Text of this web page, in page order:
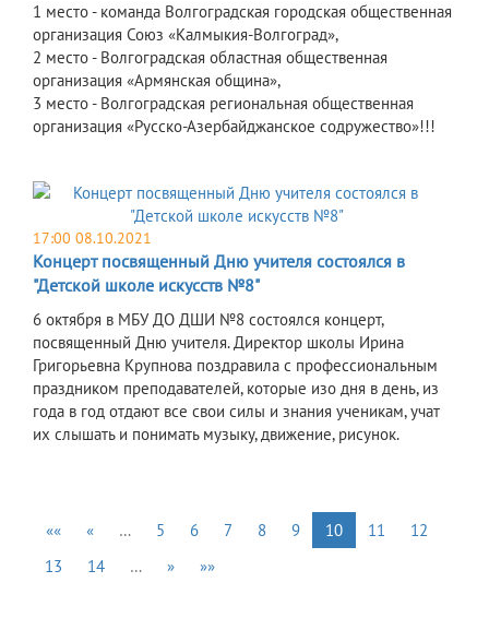
1 место - команда Волгоградская городская общественная
организация Союз «Калмыкия-Волгоград»,
2 место - Волгоградская областная общественная
организация «Армянская община»,
3 место - Волгоградская региональная общественная
организация «Русско-Азербайджанское содружество»!!!
17:00 08.10.2021
Концерт посвященный Дню учителя состоялся в
"Детской школе искусств №8"
6 октября в МБУ ДО ДШИ №8 состоялся концерт,
посвященный Дню учителя. Директор школы Ирина
Григорьевна Крупнова поздравила с профессиональным
праздником преподавателей, которые изо дня в день, из
года в год отдают все свои силы и знания ученикам, учат
их слышать и понимать музыку, движение, рисунок.
«« « … 5 6 7 8 9 10 11
12
13
14 … » »»